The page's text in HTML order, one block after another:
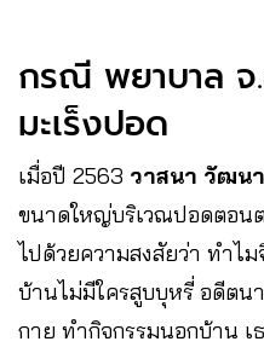
กรณี พยาบาล จ
มะเร็งปอด
เมื่อปี 2563 วาสนา วัฒน
ขนาดใหญ่บริเวณปอดตอน
ไปด้วยความสงสัยว่า ทำไม
บ้านไม่มีใครสูบบุหรี่ อดีตน
กาย ทำกิจกรรมนอกบ้าน เ